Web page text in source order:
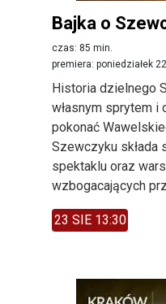
Bajka o
czas: 85 min.
premiera: poniedziałek
Historia dzielnego
własnym sprytem i
pokonać
Szewczyku składa
spektaklu oraz
wzbogacających
23 SIE 13:30